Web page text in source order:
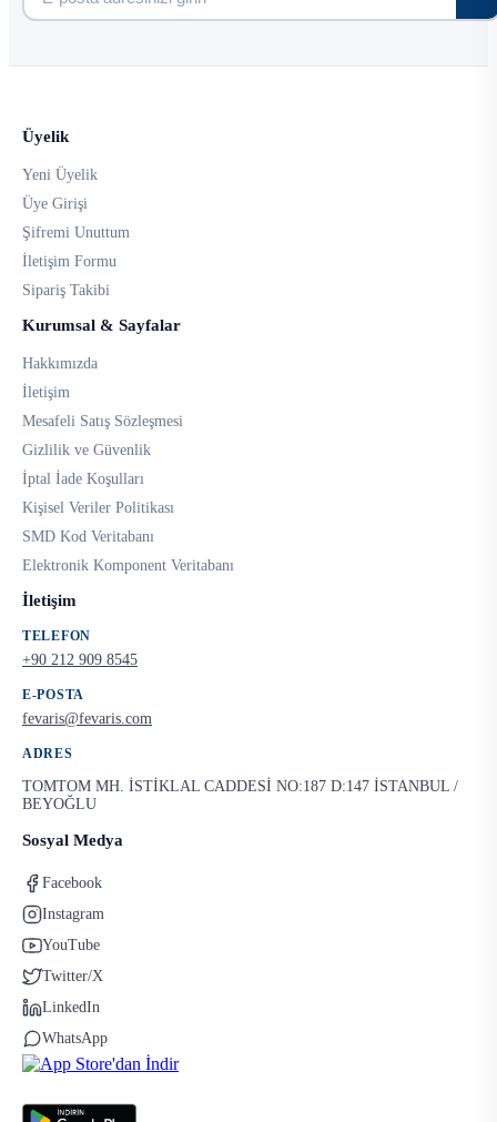
Üyelik
Yeni Üyelik
Üye Girişi
Şifremi Unuttum
İletişim Formu
Sipariş Takibi
Kurumsal & Sayfalar
Hakkımızda
İletişim
Mesafeli Satış Sözleşmesi
Gizlilik ve Güvenlik
İptal İade Koşulları
Kişisel Veriler Politikası
SMD Kod Veritabanı
Elektronik Komponent Veritabanı
İletişim
TELEFON
+90 212 909 8545
E-POSTA
fevaris@fevaris.com
ADRES
TOMTOM MH. İSTİKLAL CADDESİ NO:187 D:147 İSTANBUL /
BEYOĞLU
Sosyal Medya
Facebook
Instagram
YouTube
Twitter/X
LinkedIn
WhatsApp